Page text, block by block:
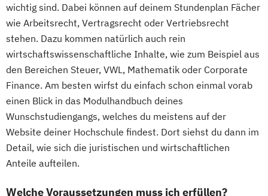
wichtig sind. Dabei können auf deinem Stundenplan Fächer
wie Arbeitsrecht, Vertragsrecht oder Vertriebsrecht
stehen. Dazu kommen natürlich auch rein
wirtschaftswissenschaftliche Inhalte, wie zum Beispiel aus
den Bereichen Steuer, VWL, Mathematik oder Corporate
Finance. Am besten wirfst du einfach schon einmal vorab
einen Blick in das Modulhandbuch deines
Wunschstudiengangs, welches du meistens auf der
Website deiner Hochschule findest. Dort siehst du dann im
Detail, wie sich die juristischen und wirtschaftlichen
Anteile aufteilen.
Welche Voraussetzungen muss ich erfüllen?